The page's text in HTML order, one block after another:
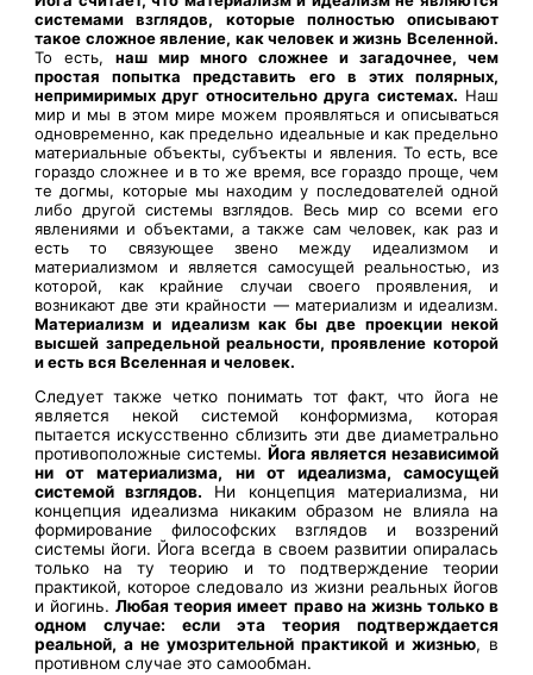
системами взглядов, которые полностью описывают
такое сложное явление, как человек и жизнь Вселенной.
То есть,наш мир много сложнее и загадочнее, чем
простая попытка представить его в этих полярных,
непримиримых друг относительно друга системах. Наш
мир и мы в этом мире можем проявляться и описываться
одновременно, как предельно идеальные и как предельно
материальные объекты, субъекты и явления. То есть, все
гораздо сложнее и в то же время, все гораздо проще, чем
те догмы, которые мы находим у последователей одной
либо другой системы взглядов. Весь мир со всеми его
явлениями и объектами, а также сам человек, как раз и
есть то связующее звено между идеализмом и
материализмом и является самосущей реальностью, из
которой, как крайние случаи своего проявления, и
возникают две эти крайности — материализм и идеализм.
Материализм и идеализм как бы две проекции некой
высшей запредельной реальности, проявление которой
и есть вся Вселенная и человек.
Следует также четко понимать тот факт, что йога не
является некой системой конформизма, которая
пытается искусственно сблизить эти две диаметрально
противоположные системы. Йога является независимой
ни от материализма, ни от идеализма, самосущей
системой взглядов. Ни концепция материализма, ни
концепция идеализма никаким образом не влияла на
формирование философских взглядов и воззрений
системы йоги. Йога всегда в своем развитии опиралась
только на ту теорию и то подтверждение теории
практикой, которое следовало из жизни реальных йогов
и йогинь.Любая теория имеет право на жизнь только в
одном случае: если эта теория подтверждается
реальной, а не умозрительной практикой и жизнью, в
противном случае это самообман.